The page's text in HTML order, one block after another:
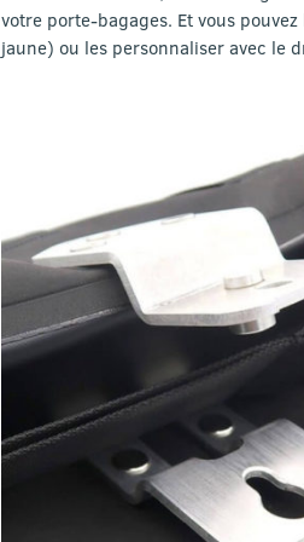
votre porte-bagages. Et vous
jaune) ou les personnaliser avec le